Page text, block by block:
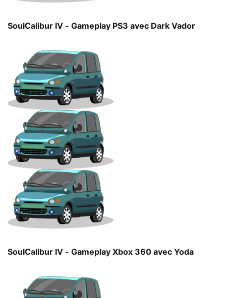
SoulCalibur IV - Gameplay PS3 avec Dark Vador
SoulCalibur IV - Gameplay Xbox 360 avec Yoda